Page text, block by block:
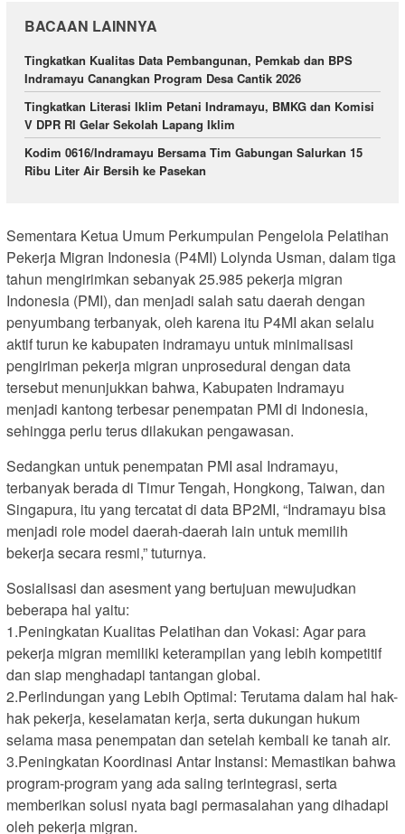
BACAAN LAINNYA
Tingkatkan Kualitas Data Pembangunan, Pemkab dan BPS
Indramayu Canangkan Program Desa Cantik 2026
Tingkatkan Literasi Iklim Petani Indramayu, BMKG dan Komisi
V DPR RI Gelar Sekolah Lapang Iklim
Kodim 0616/Indramayu Bersama Tim Gabungan Salurkan 15
Ribu Liter Air Bersih ke Pasekan
Sementara Ketua Umum Perkumpulan Pengelola Pelatihan
Pekerja Migran Indonesia (P4MI) Lolynda Usman, dalam tiga
tahun mengirimkan sebanyak 25.985 pekerja migran
Indonesia (PMI), dan menjadi salah satu daerah dengan
penyumbang terbanyak, oleh karena itu P4MI akan selalu
aktif turun ke kabupaten indramayu untuk minimalisasi
pengiriman pekerja migran unprosedural dengan data
tersebut menunjukkan bahwa, Kabupaten Indramayu
menjadi kantong terbesar penempatan PMI di Indonesia,
sehingga perlu terus dilakukan pengawasan.
Sedangkan untuk penempatan PMI asal Indramayu,
terbanyak berada di Timur Tengah, Hongkong, Taiwan, dan
Singapura, itu yang tercatat di data BP2MI, “Indramayu bisa
menjadi role model daerah-daerah lain untuk memilih
bekerja secara resmi,” tuturnya.
Sosialisasi dan asesment yang bertujuan mewujudkan
beberapa hal yaitu:
1.Peningkatan Kualitas Pelatihan dan Vokasi: Agar para
pekerja migran memiliki keterampilan yang lebih kompetitif
dan siap menghadapi tantangan global.
2.Perlindungan yang Lebih Optimal: Terutama dalam hal hak-
hak pekerja, keselamatan kerja, serta dukungan hukum
selama masa penempatan dan setelah kembali ke tanah air.
3.Peningkatan Koordinasi Antar Instansi: Memastikan bahwa
program-program yang ada saling terintegrasi, serta
memberikan solusi nyata bagi permasalahan yang dihadapi
oleh pekerja migran.